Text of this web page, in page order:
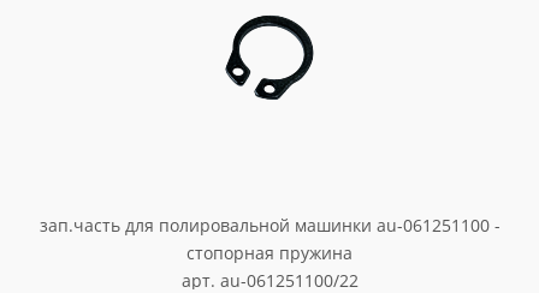
зап.часть для полировальной машинки au-061251100 -
стопорная пружина
арт. au-061251100/22